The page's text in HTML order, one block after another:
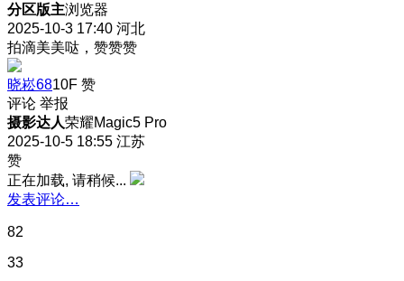
分区版主浏览器
2025-10-3 17:40 河北
拍滴美美哒，赞赞赞
晓崧6810F 赞
评论 举报
摄影达人荣耀Magic5 Pro
2025-10-5 18:55 江苏
赞
正在加载, 请稍候...
发表评论…
82
33